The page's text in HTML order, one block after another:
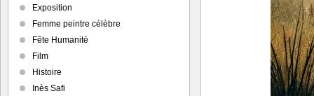
Exposition
Femme peintre célèbre
Fête Humanité
Film
Histoire
Inès Safi